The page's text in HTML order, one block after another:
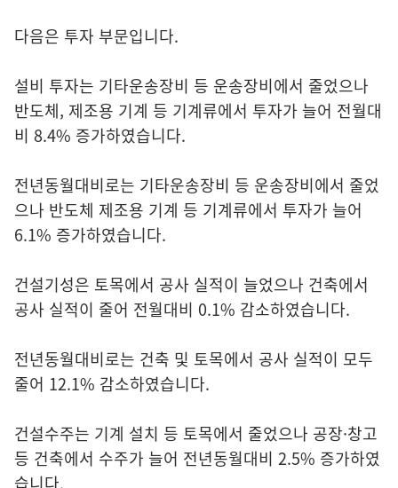
다음은 투자 부문입니다.
설비 투자는 기타운송장비 등 운송장비에서 줄었으나
반도체, 제조용 기계 등 기계류에서 투자가 늘어 전월대
비 8.4% 증가하였습니다.
전년동월대비로는 기타운송장비 등 운송장비에서 줄었
으나 반도체 제조용 기계 등 기계류에서 투자가 늘어
6.1% 증가하였습니다.
건설기성은 토목에서 공사 실적이 늘었으나 건축에서
공사 실적이 줄어 전월대비 0.1% 감소하였습니다.
전년동월대비로는 건축 및 토목에서 공사 실적이 모두
줄어 12.1% 감소하였습니다.
건설수주는 기계 설치 등 토목에서 줄었으나 공장·창고
등 건축에서 수주가 늘어 전년동월대비 2.5% 증가하였